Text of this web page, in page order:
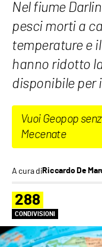
Nel fiume
pesci morti a
temperature e
hanno ridotto
disponibile per
Vuoi Geopop
Mecenate
A cura diRiccardo De
288
CONDIVISIONI